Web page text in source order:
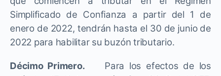
Simplificado de Confianza a partir del 1 de
enero de 2022, tendrán hasta el 30 de junio de
2022 para habilitar su buzón tributario.
Décimo Primero. Para los efectos de los